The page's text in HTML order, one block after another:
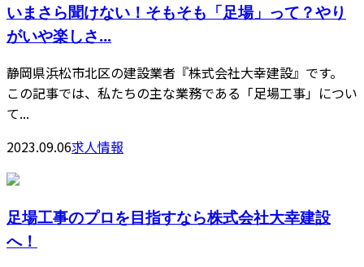
いまさら聞けない！そもそも「足場」って？やり
がいや楽しさ...
静岡県浜松市北区の建設業者『株式会社大幸建設』です。
この記事では、私たちの主な業務である「足場工事」につい
て...
2023.09.06求人情報
足場工事のプロを目指すなら株式会社大幸建設
へ！